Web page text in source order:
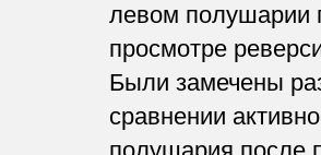
левом полушарии
просмотре
Были замечены
сравнении